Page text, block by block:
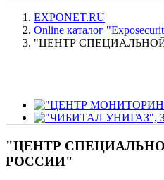
EXPONET.RU
Online каталог
"ЦЕНТР
"ЦЕНТР
РОССИИ"